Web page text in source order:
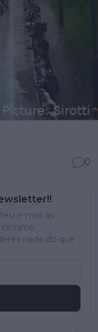
0
e-mail as
nada do que